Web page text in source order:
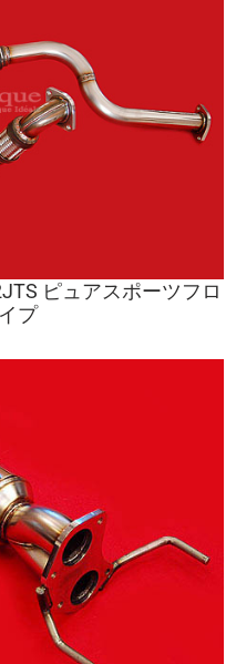
ピュアスポーツフロ
プ